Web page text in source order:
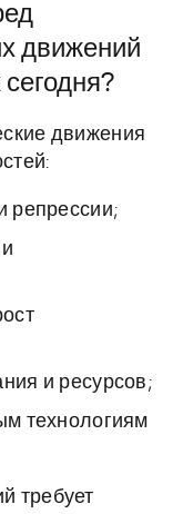
движений
движения
репрессии;
и ресурсов;
технологиям
требует